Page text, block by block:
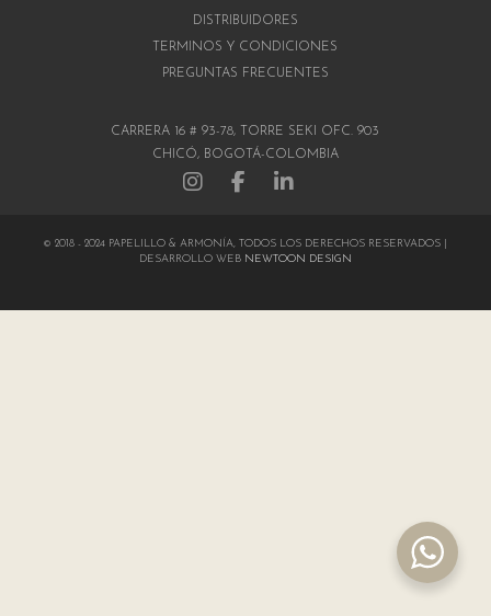
DISTRIBUIDORES
TÉRMINOS Y CONDICIONES
PREGUNTAS FRECUENTES
CARRERA 16 # 93-78, TORRE SEKI OFC. 903
CHICÓ, BOGOTÁ-COLOMBIA
© 2018 - 2024 PAPELILLO & ARMONÍA, TODOS LOS DERECHOS RESERVADOS |
DESARROLLO WEB NEWTOON DESIGN